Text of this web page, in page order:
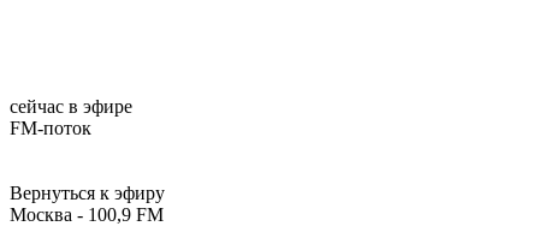
сейчас в эфире
FM-поток
Вернуться к эфиру
Москва - 100,9 FM